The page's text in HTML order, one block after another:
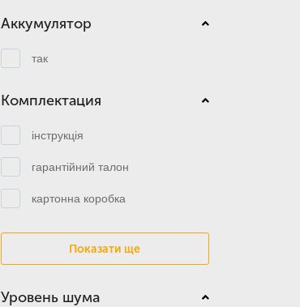
Аккумулятор
так
Комплектация
інструкція
гарантійний талон
картонна коробка
Показати ще
Уровень шума